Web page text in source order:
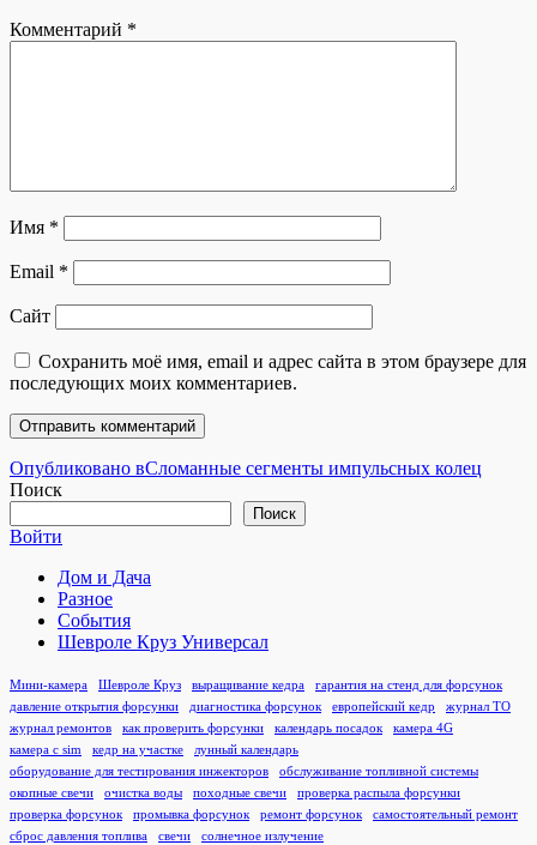
Комментарий *
Имя *
Email *
Сайт
Сохранить моё имя, email и адрес сайта в этом браузере для
последующих моих комментариев.
Навигация
по
записям
Опубликовано вСломанные сегменты импульсных колец
Поиск
Поиск
Войти
Дом и Дача
Разное
События
Шевроле Круз Универсал
Мини-камера Шевроле Круз выращивание кедра
гарантия на стенд для форсунок
давление открытия форсунки
диагностика форсунок европейский кедр
журнал ТО
журнал ремонтов
как проверить форсунки календарь посадок
камера 4G
камера с sim
кедр на участке
лунный календарь
оборудование для тестирования инжекторов
обслуживание топливной системы
окопные свечи
очистка воды походные свечи
проверка распыла форсунки
проверка форсунок
промывка форсунок ремонт форсунок
самостоятельный ремонт
сброс давления топлива
свечи
солнечное излучение